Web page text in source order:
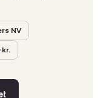
NV
kr.